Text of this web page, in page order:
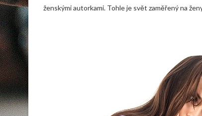
ženskými autorkami. Tohle je svět zaměřený na